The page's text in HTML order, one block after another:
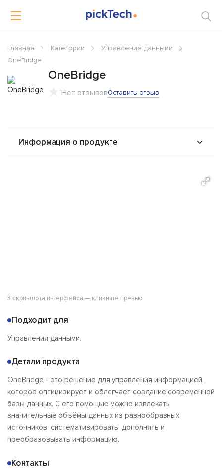
Главная Категории
Управление данными
OneBridge
OneBridge
Нет отзывовОставить отзыв
Информация о продукте
3 скриншота интерфейса — кликните превью
Подходит для
Управления данными.
Детали продукта
OneBridge - это решение для управления информацией,
которое оптимизирует и облегчает создание современной
базы данных. С его помощью можно извлекать
значительные объёмы данных из разнообразных
источников, систематизировать, дополнять и
преобразовывать информацию.
Контакты